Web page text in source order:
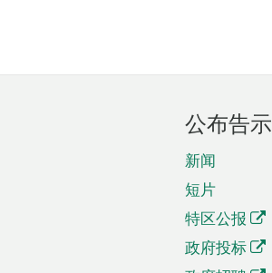
公布告示
新闻
短片
特区公报
政府投标